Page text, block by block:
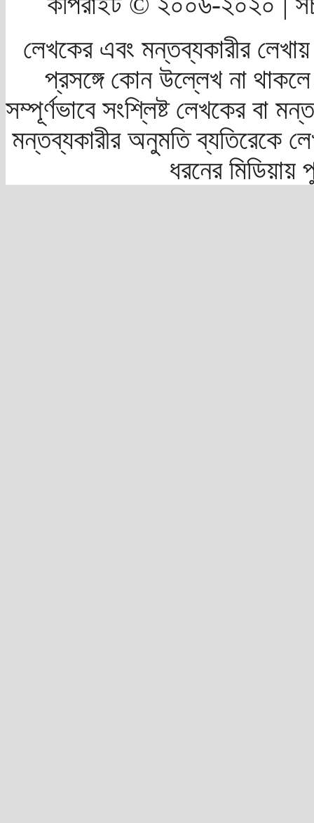
লেখকের এবং মন্তব্যকারীর
প্রসঙ্গে কোন উল্লেখ না
সম্পূর্ণভাবে সংশ্লিষ্ট লেখকের বা
মন্তব্যকারীর অনুমতি ব্যতিরেকে
ধরনের মিডিয়ায়